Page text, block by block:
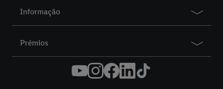
Informação
Prémios